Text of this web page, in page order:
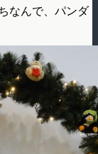
なんで、パンダ